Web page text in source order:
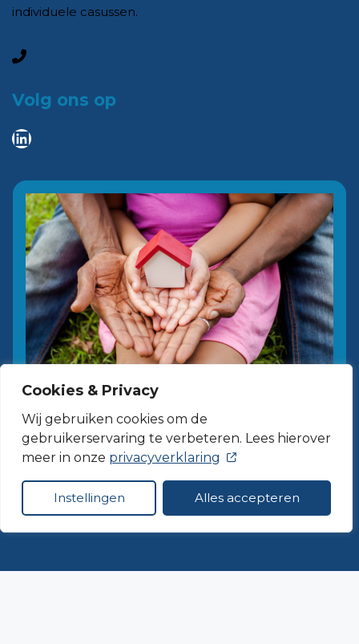
Cookies & Privacy
Wij gebruiken cookies om de
gebruikerservaring te verbeteren. Lees hierover
meer in onze privacyverklaring
Instellingen Alles accepteren
individuele casussen.
Volg ons op
LinkedIn
© Veilig Thuis NHN - 2026